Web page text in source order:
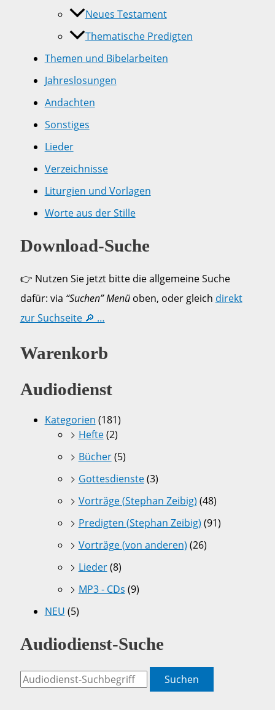
Neues Testament
Thematische Predigten
Themen und Bibelarbeiten
Jahreslosungen
Andachten
Sonstiges
Lieder
Verzeichnisse
Liturgien und Vorlagen
Worte aus der Stille
Download-Suche
👉 Nutzen Sie jetzt bitte die allgemeine Suche
dafür: via “Suchen” Menüoben, oder gleich direkt
zur Suchseite 🔎 …
Warenkorb
Audiodienst
Kategorien (181)
Hefte(2)
Bücher(5)
Gottesdienste(3)
Vorträge (Stephan Zeibig) (48)
Predigten (Stephan Zeibig) (91)
Vorträge (von anderen) (26)
Lieder(8)
MP3 - CDs (9)
NEU (5)
Audiodienst-Suche
Suchen